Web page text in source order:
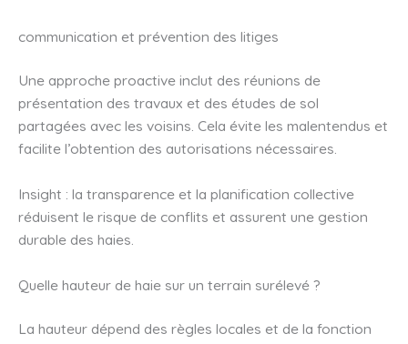
communication et prévention des litiges
Une approche proactive inclut des réunions de
présentation des travaux et des études de sol
partagées avec les voisins. Cela évite les malentendus et
facilite l’obtention des autorisations nécessaires.
Insight : la transparence et la planification collective
réduisent le risque de conflits et assurent une gestion
durable des haies.
Quelle hauteur de haie sur un terrain surélevé ?
La hauteur dépend des règles locales et de la fonction